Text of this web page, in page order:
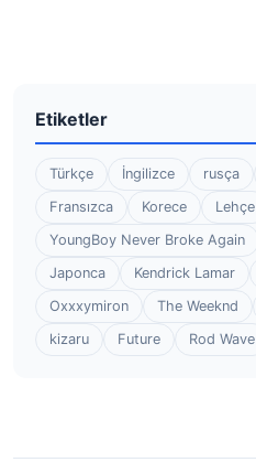
Etiketler
Türkçe İngilizce rusça
Fransızca
Korece Lehçe
YoungBoy Never Broke Again
Japonca
Kendrick Lamar
Oxxxymiron
The Weeknd
kizaru
Future Rod Wave